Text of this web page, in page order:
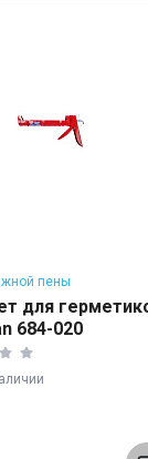
пены
для
684-020